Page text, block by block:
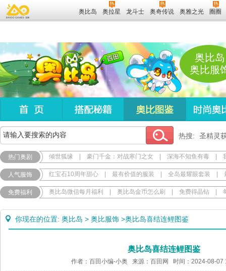
奥比岛 奥拉星 龙斗士 奥奇传说 奥雅之光 圈圈
奥比岛
奥比服
热搜: 圣精灵
热门奥剧 倾世狐缘 豪门千金：对战寒门之女 深海不知鱼有毒
人气服饰 红宝石10周年甜心 最有价值的服装 全岛最耀眼套装
免费福利 奥比岛微信每月福利 奥比岛金币怎么刷 免费得晶钻
你现在的位置: 奥比岛 > 奥比服饰 >奥比岛喜结连鲤图鉴
奥比岛喜结连鲤图鉴
作者：百田小编-小奥 来源：百田网 时间：2024-08-